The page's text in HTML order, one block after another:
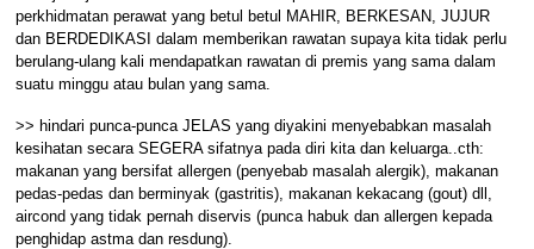
perkhidmatan perawat yang betul betul MAHIR, BERKESAN, JUJUR
dan BERDEDIKASI dalam memberikan rawatan supaya kita tidak perlu
berulang-ulang kali mendapatkan rawatan di premis yang sama dalam
suatu minggu atau bulan yang sama.
>> hindari punca-punca JELAS yang diyakini menyebabkan masalah
kesihatan secara SEGERA sifatnya pada diri kita dan keluarga..cth:
makanan yang bersifat allergen (penyebab masalah alergik), makanan
pedas-pedas dan berminyak (gastritis), makanan kekacang (gout) dll,
aircond yang tidak pernah diservis (punca habuk dan allergen kepada
penghidap astma dan resdung).